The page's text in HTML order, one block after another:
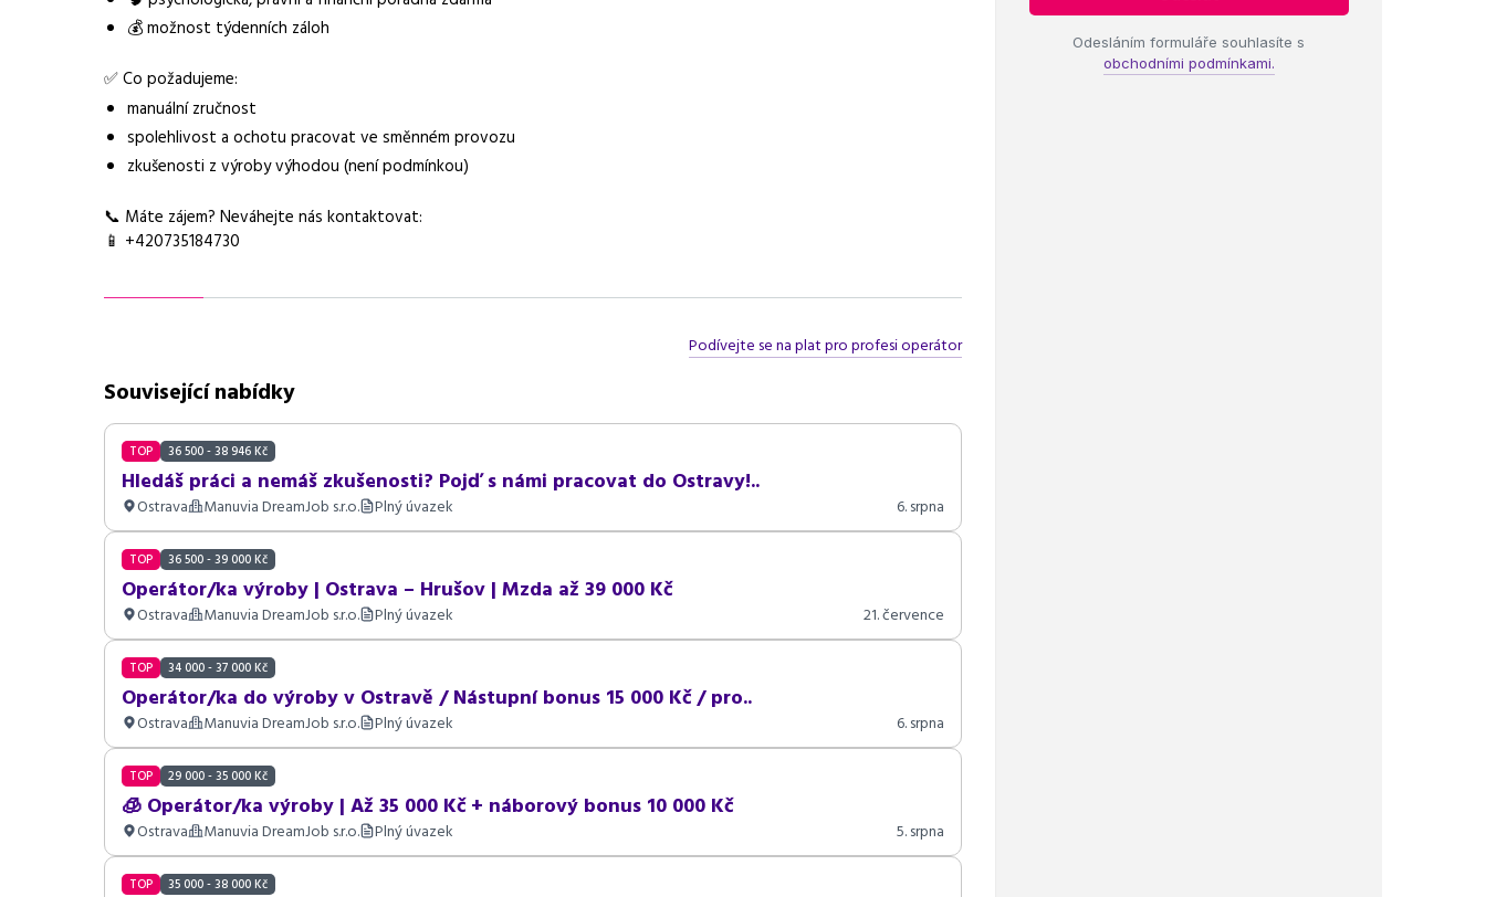
Vybrané benefity
Požadavky
💰 možnost týdenních záloh
✅ Co požadujeme:
manuální zručnost
spolehlivost a ochotu pracovat ve směnném provozu
zkušenosti z výroby výhodou (není podmínkou)
📞 Máte zájem? Neváhejte nás kontaktovat:
📱 +420735184730
Podívejte se na plat pro profesi operátor
Související nabídky
TOP 36 500 - 38 946 Kč
Hledáš práci a nemáš zkušenosti? Pojď s námi pracovat do Ostravy!..
Ostrava Manuvia DreamJob s.r.o. Plný úvazek 6. srpna
TOP 36 500 - 39 000 Kč
Operátor/ka výroby | Ostrava – Hrušov | Mzda až 39 000 Kč
Ostrava Manuvia DreamJob s.r.o. Plný úvazek 21. července
TOP 34 000 - 37 000 Kč
Operátor/ka do výroby v Ostravě / Nástupní bonus 15 000 Kč / pro..
Ostrava Manuvia DreamJob s.r.o. Plný úvazek 6. srpna
TOP 29 000 - 35 000 Kč
🧊 Operátor/ka výroby | Až 35 000 Kč + náborový bonus 10 000 Kč
Ostrava Manuvia DreamJob s.r.o. Plný úvazek 5. srpna
TOP 35 000 - 38 000 Kč
Odesláním formuláře souhlasíte s
obchodními podmínkami.